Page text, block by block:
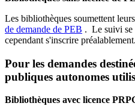
Les bibliothèques soumettent
de demande de PEB . Le suivi
cependant s'inscrire préalablement.
Pour les demandes
publiques autonomes
Bibliothèques avec licence